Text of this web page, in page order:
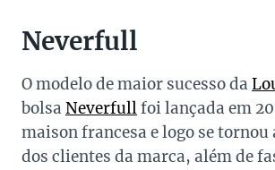
Neverfull
O modelo de maior sucesso da
bolsa Neverfullfoi lançada em
maison francesa e logo se
dos clientes da marca, além de